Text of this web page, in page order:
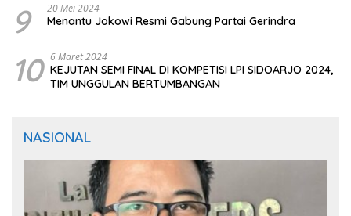
9 20 Mei 2024
Menantu Jokowi Resmi Gabung Partai Gerindra
10 6 Maret 2024
KEJUTAN SEMI FINAL DI KOMPETISI LPI SIDOARJO 2024,
TIM UNGGULAN BERTUMBANGAN
NASIONAL